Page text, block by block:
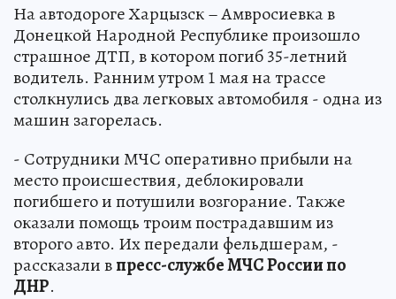
На автодороге Харцызск – Амвросиевка в
Донецкой Народной Республике произошло
страшное ДТП, в котором погиб 35-летний
водитель. Ранним утром 1 мая на трассе
столкнулись два легковых автомобиля - одна из
машин загорелась.
- Сотрудники МЧС оперативно прибыли на
место происшествия, деблокировали
погибшего и потушили возгорание. Также
оказали помощь троим пострадавшим из
второго авто. Их передали фельдшерам, -
рассказали впресс-службе МЧС России по
ДНР.